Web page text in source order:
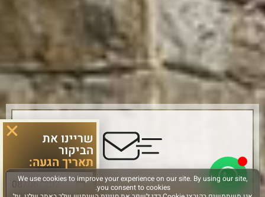
הירשמו והישארו מחוברים
שריינו את
הביקור
תאריך הגעה: